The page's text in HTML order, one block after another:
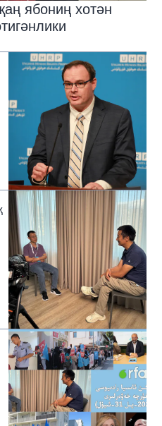
ябониң хотән